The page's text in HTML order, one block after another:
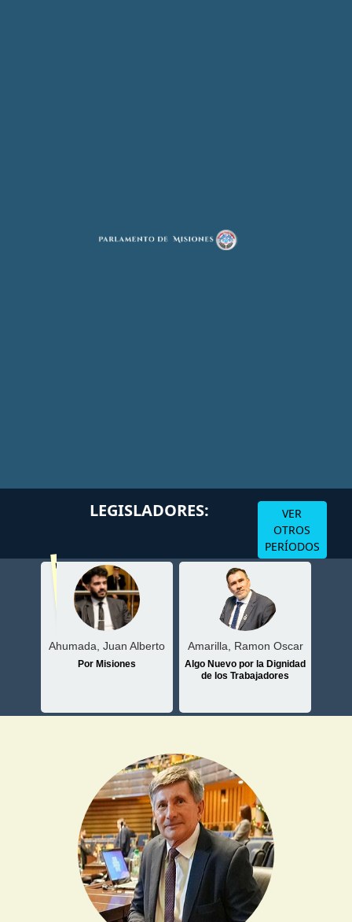
LEGISLADORES:
VER
OTROS
PERÍODOS
Ahumada, Juan Alberto
Por Misiones
Amarilla, Ramon Oscar
Algo Nuevo por la Dignidad
de los Trabajadores